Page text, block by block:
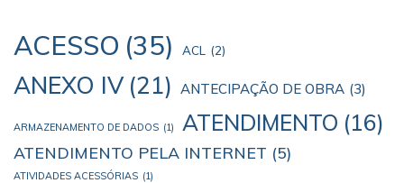
ACESSO (35) ACL (2)
ANEXO IV (21) ANTECIPAÇÃO DE OBRA (3)
ARMAZENAMENTO DE DADOS (1) ATENDIMENTO (16)
ATENDIMENTO PELA INTERNET (5)
ATIVIDADES ACESSÓRIAS (1)